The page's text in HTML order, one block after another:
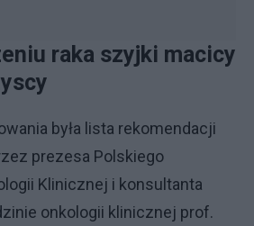
raka szyjki macicy
była lista rekomendacji
prezesa Polskiego
Klinicznej i konsultanta
onkologii klinicznej prof.